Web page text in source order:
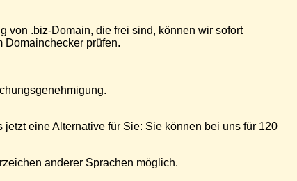
von .biz-Domain, die frei sind, können wir sofort
Domainchecker prüfen.
eine Alternative für Sie: Sie können bei uns für 120
anderer Sprachen möglich.